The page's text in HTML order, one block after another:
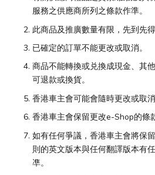
服務之供應商所列之條款作準。
此商品及推廣數量有限，先到先得
已確定的訂單不能更改或取消。
商品不能轉換或兑換成現金、其
可退款或換貨。
香港車主會可能會隨時更改或取
香港車主會保留更改e-Shop的條
如有任何爭議，香港車主會將保
則的英文版本與任何翻譯版本有
凖。